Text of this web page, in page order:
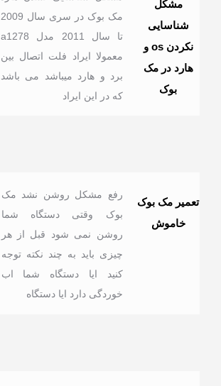
مشکل
شناسایی
نکردن os و
هارد در مک
بوک
مک بوک در سری سال 2009
تا سال 2011 مدل a1278
معمولا ایراد فلت اتصال بین
برد و هارد میباشد می باشد
که در این ایراد
تعمیر مک بوک
خاموش
رفع مشکل روشن نشد مک
بوک وقتی دستگاه شما
روشن نمی شود قبل از هر
چیزی باید به چند نکته توجه
کنید ایا دستگاه شما اب
خوردگی دارد ایا دستگاه